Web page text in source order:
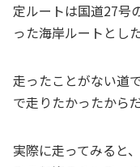
定ルートは国道27号
った海岸ルートとした
走ったことがない道
で走りたかったからだ
実際に走ってみると